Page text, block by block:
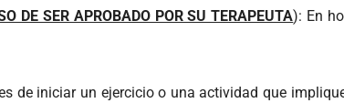
DE SER APROBADO POR SU TERAPEUTA): En
de iniciar un ejercicio o una actividad que